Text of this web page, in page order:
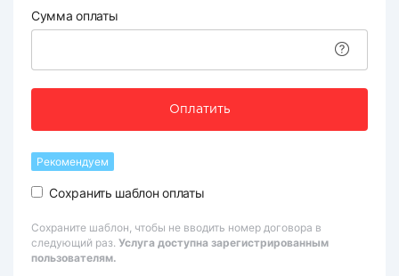
Сумма оплаты
Оплатить
Рекомендуем
Сохранить шаблон оплаты
Сохраните шаблон, чтобы не вводить номер договора в
следующий раз. Услуга доступна зарегистрированным
пользователям.